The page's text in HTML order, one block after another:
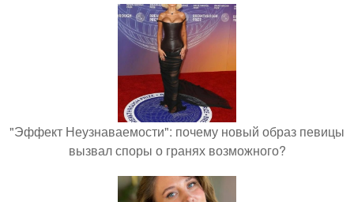
"Эффект Неузнаваемости": почему новый образ певицы
вызвал споры о гранях возможного?